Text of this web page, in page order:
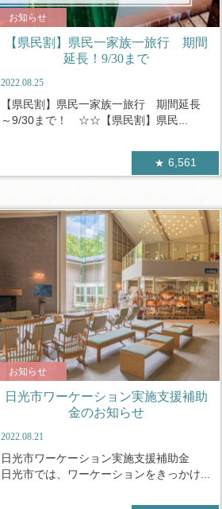
お知らせ
【県民割】県民一家族一旅行 期間
延長！9/30まで
2022.08.25
【県民割】県民一家族一旅行 期間延長
～9/30まで！ ☆☆【県民割】県民...
6,561
お知らせ
日光市ワーケーション実施支援補助
金のお知らせ
2022.08.21
日光市ワーケーション実施支援補助金
日光市では、ワーケーションをきっかけ...